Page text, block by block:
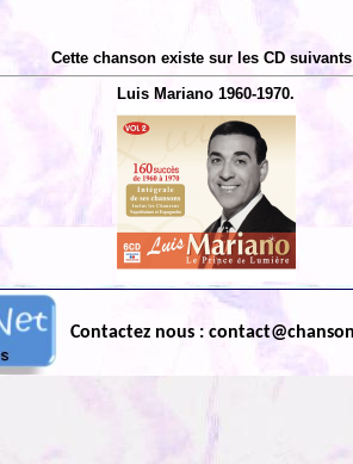
Cette chanson existe sur les CD
Luis Mariano 1960-1970.
Contactez nous :